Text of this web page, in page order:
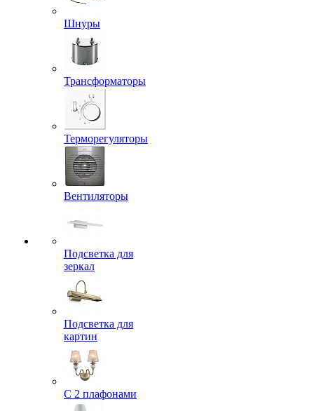
Шнуры
Трансформаторы
Терморегуляторы
Вентиляторы
Подсветка для
зеркал
Подсветка для
картин
С 2 плафонами